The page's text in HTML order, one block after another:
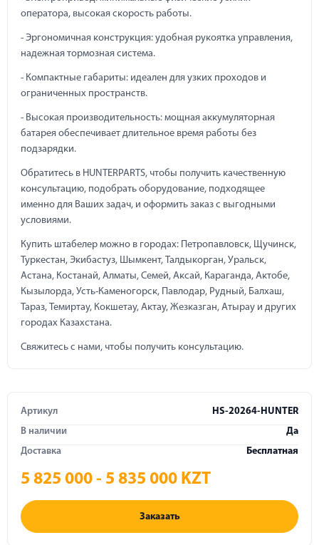
оператора, высокая скорость работы.
- Эргономичная конструкция: удобная рукоятка управления,
надежная тормозная система.
- Компактные габариты: идеален для узких проходов и
ограниченных пространств.
- Высокая производительность: мощная аккумуляторная
батарея обеспечивает длительное время работы без
подзарядки.
Обратитесь в HUNTERPARTS, чтобы получить качественную
консультацию, подобрать оборудование, подходящее
именно для Ваших задач, и оформить заказ с выгодными
условиями.
Купить штабелер можно в городах: Петропавловск, Щучинск,
Туркестан, Экибастуз, Шымкент, Талдыкорган, Уральск,
Астана, Костанай, Алматы, Семей, Аксай, Караганда, Актобе,
Кызылорда, Усть-Каменогорск, Павлодар, Рудный, Балхаш,
Тараз, Темиртау, Кокшетау, Актау, Жезказган, Атырау и других
городах Казахстана.
Свяжитесь с нами, чтобы получить консультацию.
Артикул
HS-20264-HUNTER
В наличии
Да
Доставка
Бесплатная
5 825 000 - 5 835 000 KZT
Заказать